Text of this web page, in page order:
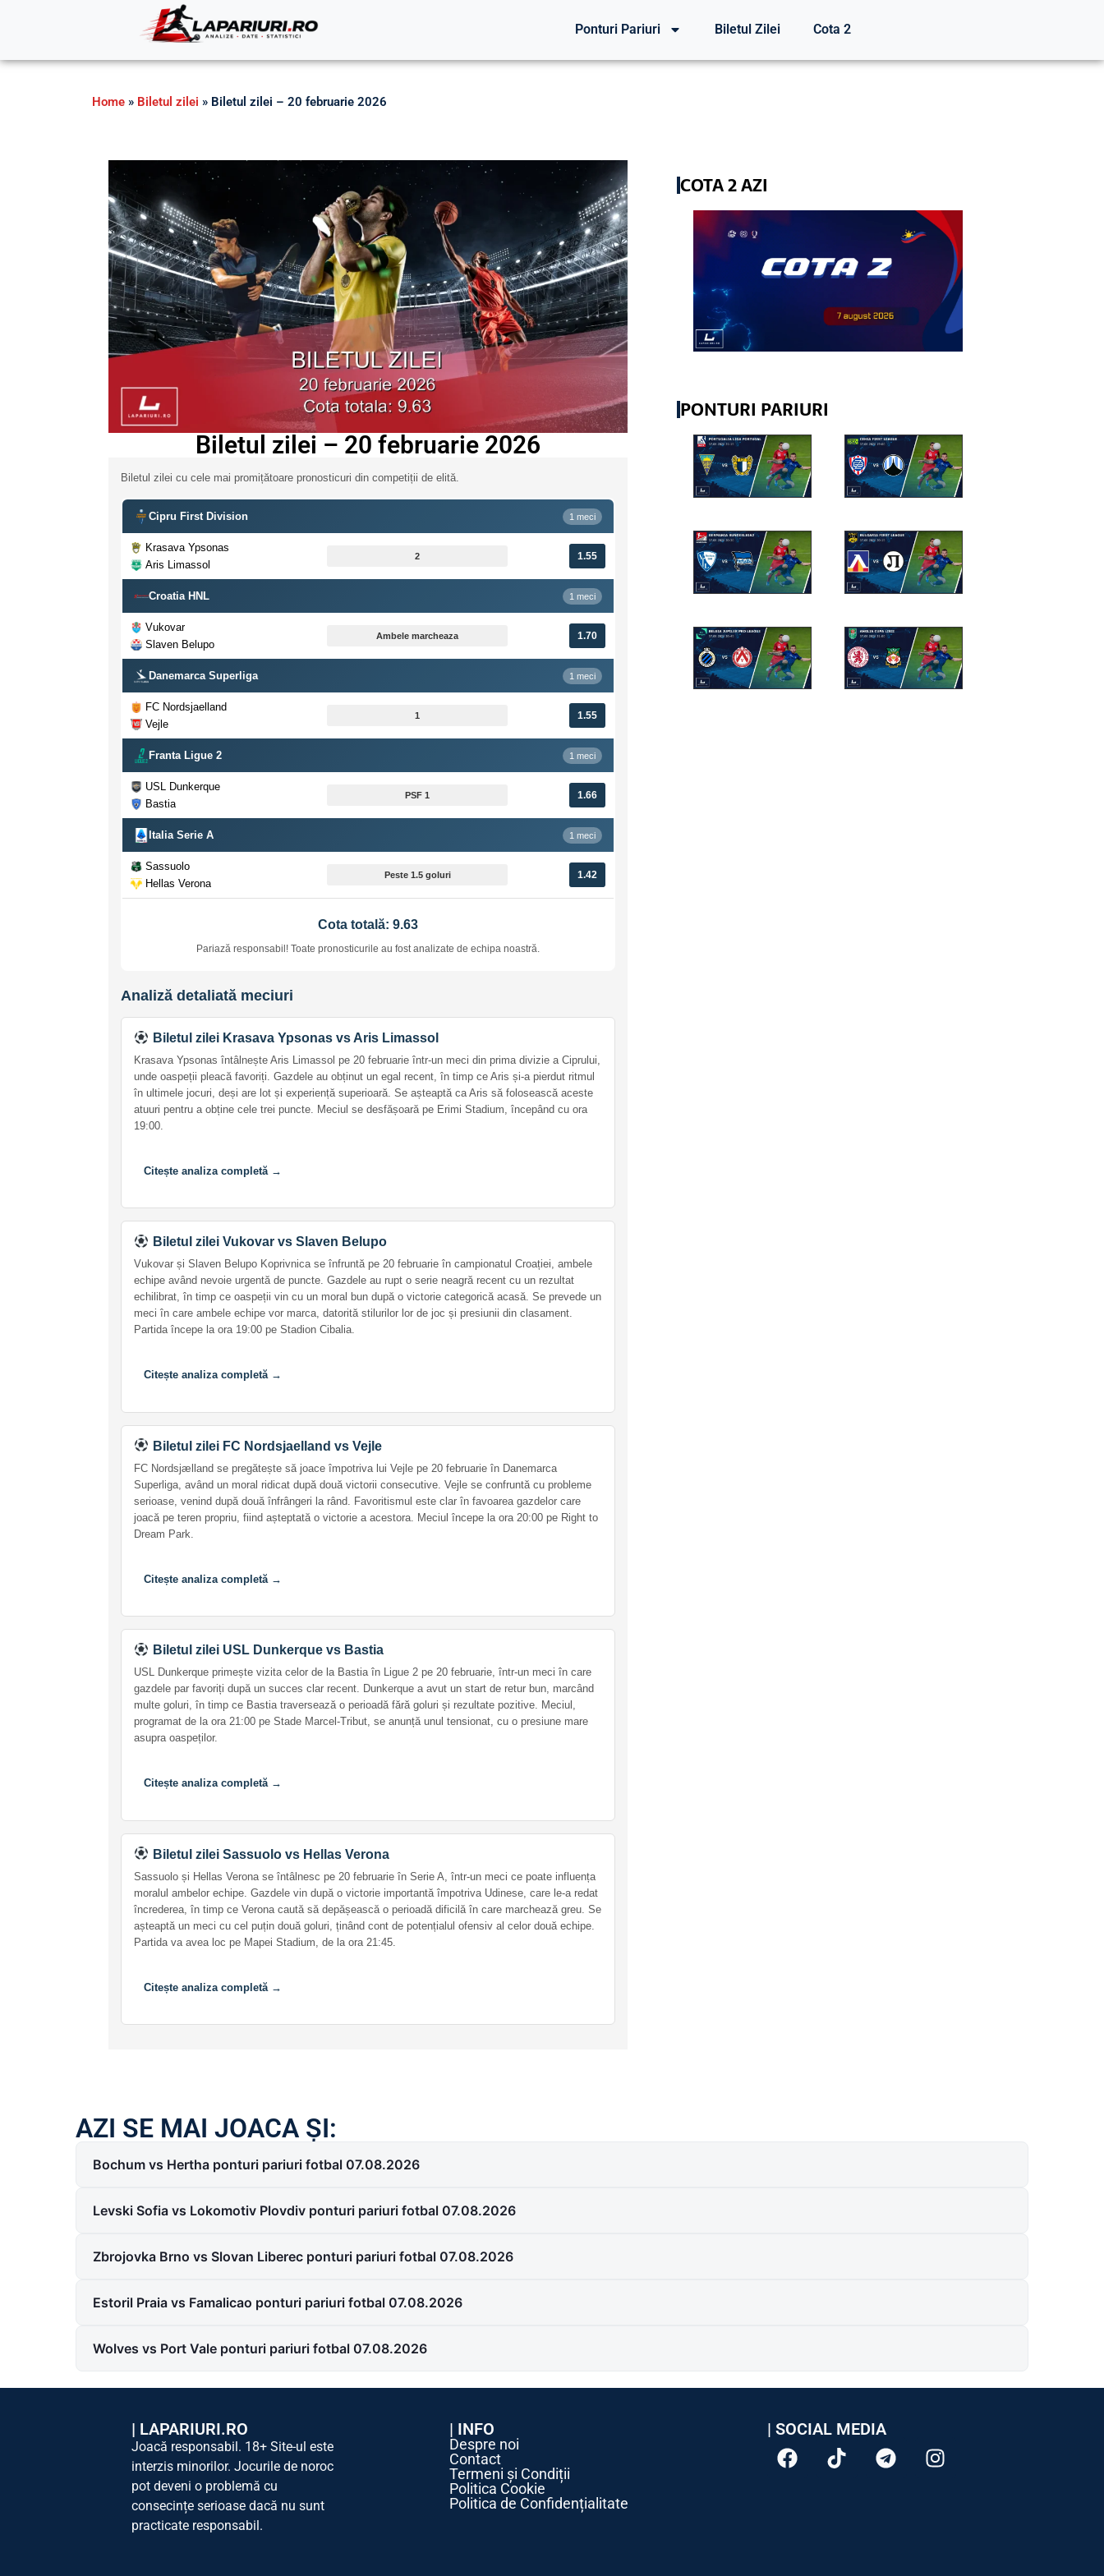
Ponturi Pariuri Biletul Zilei Cota 2
Home » Biletul zilei » Biletul zilei – 20 februarie 2026
Biletul zilei – 20 februarie 2026
Biletul zilei cu cele mai promițătoare pronosticuri din competiții de elită.
Cipru First Division 1 meci
Krasava Ypsonas
Aris Limassol
2 1.55
Croatia HNL 1 meci
Vukovar
Slaven Belupo
Ambele marcheaza 1.70
Danemarca Superliga 1 meci
FC Nordsjaelland
Vejle
1 1.55
Franta Ligue 2 1 meci
USL Dunkerque
Bastia
PSF 1 1.66
Italia Serie A 1 meci
Sassuolo
Hellas Verona
Peste 1.5 goluri 1.42
Cota totală: 9.63
Pariază responsabil! Toate pronosticurile au fost analizate de echipa noastră.
Analiză detaliată meciuri
Biletul zilei Krasava Ypsonas vs Aris Limassol
Krasava Ypsonas întâlnește Aris Limassol pe 20 februarie într-un meci din prima divizie a Ciprului,
unde oaspeții pleacă favoriți. Gazdele au obținut un egal recent, în timp ce Aris și-a pierdut ritmul
în ultimele jocuri, deși are lot și experiență superioară. Se așteaptă ca Aris să folosească aceste
atuuri pentru a obține cele trei puncte. Meciul se desfășoară pe Erimi Stadium, începând cu ora
19:00.
Citește analiza completă →
Biletul zilei Vukovar vs Slaven Belupo
Vukovar și Slaven Belupo Koprivnica se înfruntă pe 20 februarie în campionatul Croației, ambele
echipe având nevoie urgentă de puncte. Gazdele au rupt o serie neagră recent cu un rezultat
echilibrat, în timp ce oaspeții vin cu un moral bun după o victorie categorică acasă. Se prevede un
meci în care ambele echipe vor marca, datorită stilurilor lor de joc și presiunii din clasament.
Partida începe la ora 19:00 pe Stadion Cibalia.
Citește analiza completă →
Biletul zilei FC Nordsjaelland vs Vejle
FC Nordsjælland se pregătește să joace împotriva lui Vejle pe 20 februarie în Danemarca
Superliga, având un moral ridicat după două victorii consecutive. Vejle se confruntă cu probleme
serioase, venind după două înfrângeri la rând. Favoritismul este clar în favoarea gazdelor care
joacă pe teren propriu, fiind așteptată o victorie a acestora. Meciul începe la ora 20:00 pe Right to
Dream Park.
Citește analiza completă →
Biletul zilei USL Dunkerque vs Bastia
USL Dunkerque primește vizita celor de la Bastia în Ligue 2 pe 20 februarie, într-un meci în care
gazdele par favoriți după un succes clar recent. Dunkerque a avut un start de retur bun, marcând
multe goluri, în timp ce Bastia traversează o perioadă fără goluri și rezultate pozitive. Meciul,
programat de la ora 21:00 pe Stade Marcel-Tribut, se anunță unul tensionat, cu o presiune mare
asupra oaspeților.
Citește analiza completă →
Biletul zilei Sassuolo vs Hellas Verona
Sassuolo și Hellas Verona se întâlnesc pe 20 februarie în Serie A, într-un meci ce poate influența
moralul ambelor echipe. Gazdele vin după o victorie importantă împotriva Udinese, care le-a redat
încrederea, în timp ce Verona caută să depășească o perioadă dificilă în care marchează greu. Se
așteaptă un meci cu cel puțin două goluri, ținând cont de potențialul ofensiv al celor două echipe.
Partida va avea loc pe Mapei Stadium, de la ora 21:45.
Citește analiza completă →
COTA 2 AZI
PONTURI PARIURI
AZI SE MAI JOACA ȘI:
Bochum vs Hertha ponturi pariuri fotbal 07.08.2026
Levski Sofia vs Lokomotiv Plovdiv ponturi pariuri fotbal 07.08.2026
Zbrojovka Brno vs Slovan Liberec ponturi pariuri fotbal 07.08.2026
Estoril Praia vs Famalicao ponturi pariuri fotbal 07.08.2026
Wolves vs Port Vale ponturi pariuri fotbal 07.08.2026
| LAPARIURI.RO
Joacă responsabil. 18+ Site-ul este
interzis minorilor. Jocurile de noroc
pot deveni o problemă cu
consecințe serioase dacă nu sunt
practicate responsabil.
| INFO
Despre noi
Contact
Termeni și Condiții
Politica Cookie
Politica de Confidențialitate
| SOCIAL MEDIA